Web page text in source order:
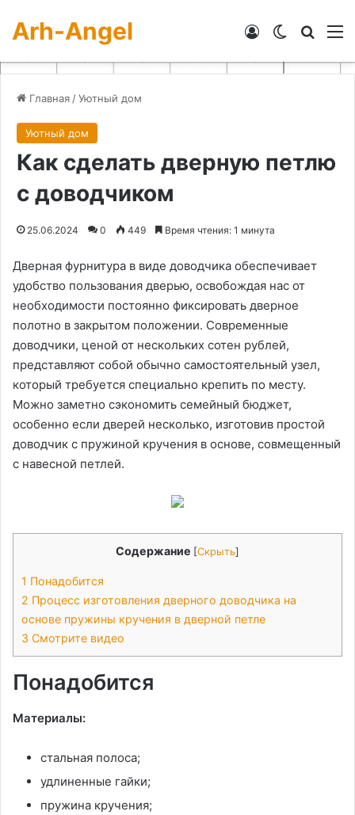
Arh-Angel Switch skin
Войти
Главная /Уютный дом
Уютный дом
Как сделать дверную петлю
с доводчиком
25.06.2024 0 449 Время чтения: 1 минута
Дверная фурнитура в виде доводчика обеспечивает
удобство пользования дверью, освобождая нас от
необходимости постоянно фиксировать дверное
полотно в закрытом положении. Современные
доводчики, ценой от нескольких сотен рублей,
представляют собой обычно самостоятельный узел,
который требуется специально крепить по месту.
Можно заметно сэкономить семейный бюджет,
особенно если дверей несколько, изготовив простой
доводчик с пружиной кручения в основе, совмещенный
с навесной петлей.
Содержание [Скрыть]
1 Понадобится
2 Процесс изготовления дверного доводчика на
основе пружины кручения в дверной петле
3 Смотрите видео
Понадобится
Материалы:
стальная полоса;
удлиненные гайки;
пружина кручения;